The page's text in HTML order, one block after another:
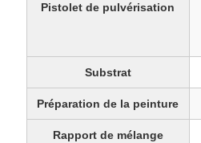
Pistolet de pulvérisation
Substrat
Préparation de la peinture
Rapport de mélange